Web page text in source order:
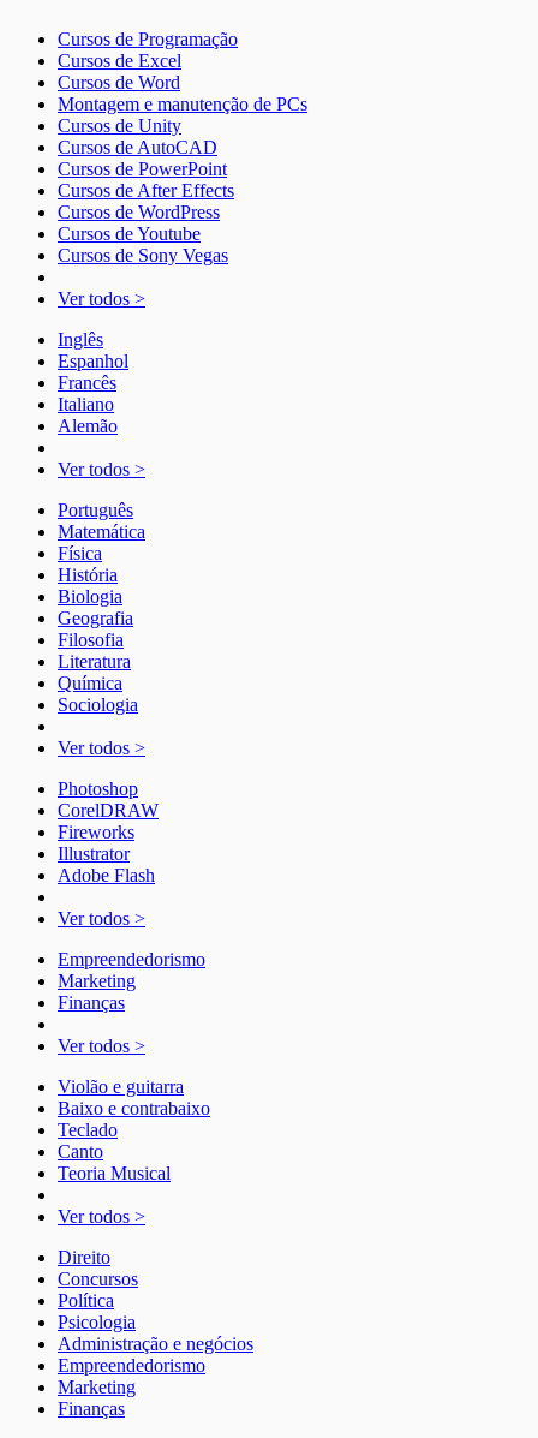
Cursos de Programação
Cursos de Excel
Cursos de Word
Montagem e manutenção de PCs
Cursos de Unity
Cursos de AutoCAD
Cursos de PowerPoint
Cursos de After Effects
Cursos de WordPress
Cursos de Youtube
Cursos de Sony Vegas
Ver todos >
Inglês
Espanhol
Francês
Italiano
Alemão
Ver todos >
Português
Matemática
Física
História
Biologia
Geografia
Filosofia
Literatura
Química
Sociologia
Ver todos >
Photoshop
CorelDRAW
Fireworks
Illustrator
Adobe Flash
Ver todos >
Empreendedorismo
Marketing
Finanças
Ver todos >
Violão e guitarra
Baixo e contrabaixo
Teclado
Canto
Teoria Musical
Ver todos >
Direito
Concursos
Política
Psicologia
Administração e negócios
Empreendedorismo
Marketing
Finanças